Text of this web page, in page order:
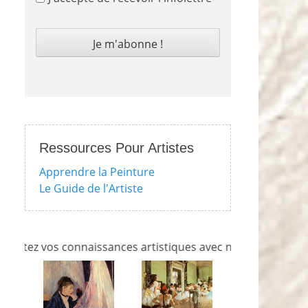
Ressources Pour Artistes
Apprendre la Peinture
Le Guide de l'Artiste
vos connaissances artistiques avec nos quizzes sur